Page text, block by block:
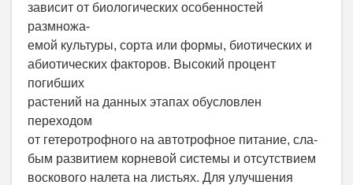
зависит от биологических особенностей
размножа-
емой культуры, сорта или формы, биотических и
абиотических факторов. Высокий процент
погибших
растений на данных этапах обусловлен
переходом
от гетеротрофного на автотрофное питание, сла-
бым развитием корневой системы и отсутствием
воскового налета на листьях. Для улучшения